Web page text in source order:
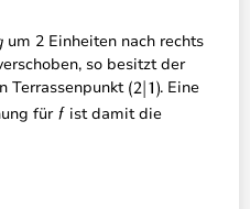
um 2 Einheiten nach rechts
so besitzt der
Terrassenpunkt
. Eine
für
ist damit die